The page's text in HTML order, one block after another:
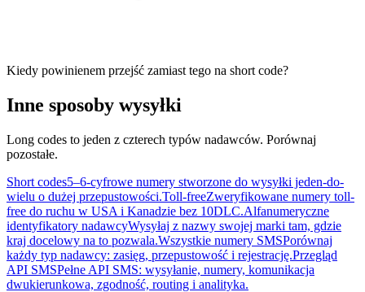
Kiedy powinienem przejść zamiast tego na short code?
Inne sposoby wysyłki
Long codes to jeden z czterech typów nadawców. Porównaj
pozostałe.
Short codes5–6-cyfrowe numery stworzone do wysyłki jeden-do-
wielu o dużej przepustowości.Toll-freeZweryfikowane numery toll-
free do ruchu w USA i Kanadzie bez 10DLC.Alfanumeryczne
identyfikatory nadawcyWysyłaj z nazwy swojej marki tam, gdzie
kraj docelowy na to pozwala.Wszystkie numery SMSPorównaj
każdy typ nadawcy: zasięg, przepustowość i rejestrację.Przegląd
API SMSPełne API SMS: wysyłanie, numery, komunikacja
dwukierunkowa, zgodność, routing i analityka.